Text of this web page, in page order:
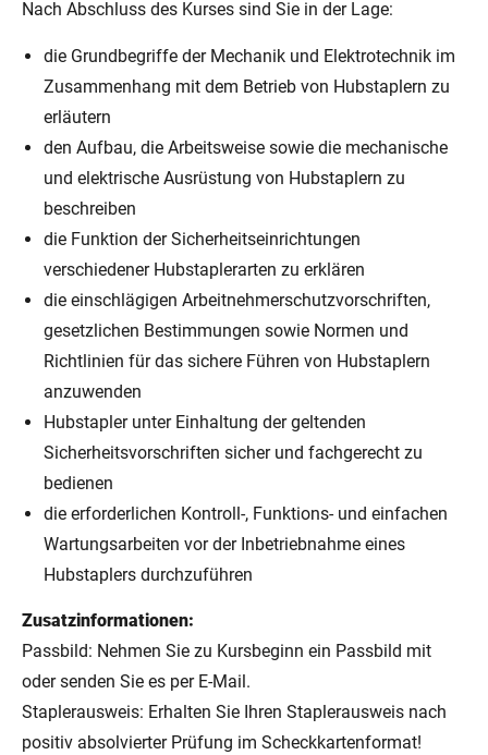
Nach Abschluss des Kurses sind Sie in der Lage:
die Grundbegriffe der Mechanik und Elektrotechnik im
Zusammenhang mit dem Betrieb von Hubstaplern zu
erläutern
den Aufbau, die Arbeitsweise sowie die mechanische
und elektrische Ausrüstung von Hubstaplern zu
beschreiben
die Funktion der Sicherheitseinrichtungen
verschiedener Hubstaplerarten zu erklären
die einschlägigen Arbeitnehmerschutzvorschriften,
gesetzlichen Bestimmungen sowie Normen und
Richtlinien für das sichere Führen von Hubstaplern
anzuwenden
Hubstapler unter Einhaltung der geltenden
Sicherheitsvorschriften sicher und fachgerecht zu
bedienen
die erforderlichen Kontroll-, Funktions- und einfachen
Wartungsarbeiten vor der Inbetriebnahme eines
Hubstaplers durchzuführen
Zusatzinformationen:
Passbild: Nehmen Sie zu Kursbeginn ein Passbild mit
oder senden Sie es per E-Mail.
Staplerausweis: Erhalten Sie Ihren Staplerausweis nach
positiv absolvierter Prüfung im Scheckkartenformat!